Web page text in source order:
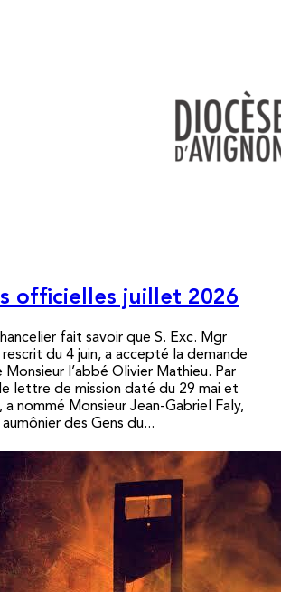
officielles juillet 2026
fait savoir que S. Exc. Mgr
rescrit du 4 juin, a accepté la demande
Monsieur l’abbé Olivier Mathieu. Par
lettre de mission daté du 29 mai et
a nommé Monsieur Jean-Gabriel Faly,
des Gens du...